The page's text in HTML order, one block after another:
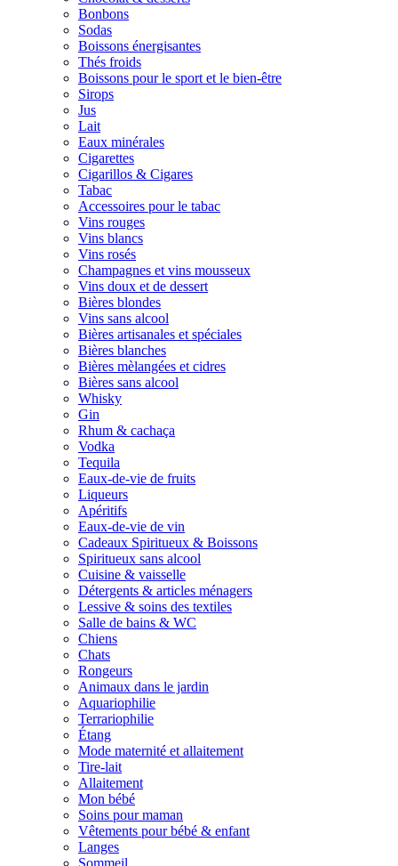
Bonbons
Sodas
Boissons énergisantes
Thés froids
Boissons pour le sport et le bien-être
Sirops
Jus
Lait
Eaux minérales
Cigarettes
Cigarillos & Cigares
Tabac
Accessoires pour le tabac
Vins rouges
Vins blancs
Vins rosés
Champagnes et vins mousseux
Vins doux et de dessert
Bières blondes
Vins sans alcool
Bières artisanales et spéciales
Bières blanches
Bières mèlangées et cidres
Bières sans alcool
Whisky
Gin
Rhum & cachaça
Vodka
Tequila
Eaux-de-vie de fruits
Liqueurs
Apéritifs
Eaux-de-vie de vin
Cadeaux Spiritueux & Boissons
Spiritueux sans alcool
Cuisine & vaisselle
Détergents & articles ménagers
Lessive & soins des textiles
Salle de bains & WC
Chiens
Chats
Rongeurs
Animaux dans le jardin
Aquariophilie
Terrariophilie
Étang
Mode maternité et allaitement
Tire-lait
Allaitement
Mon bébé
Soins pour maman
Vêtements pour bébé & enfant
Langes
Sommeil